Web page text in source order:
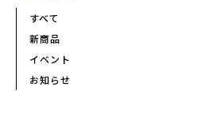
すべて
新商品
イベント
お知らせ